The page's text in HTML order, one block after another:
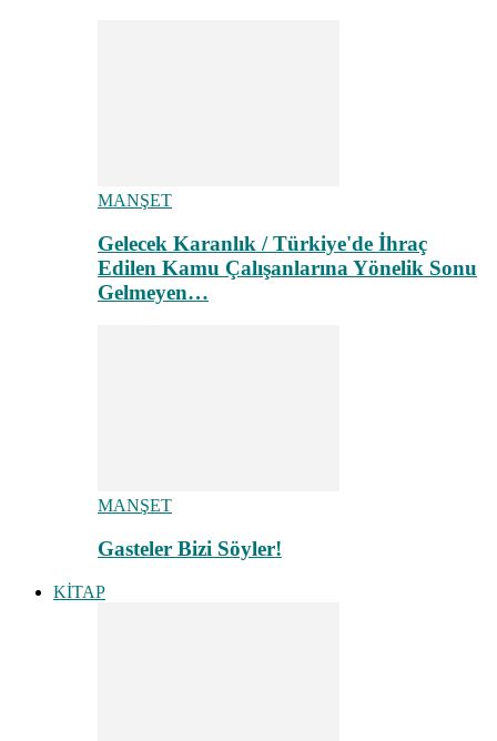
MANŞET
Gelecek Karanlık / Türkiye'de İhraç
Edilen Kamu Çalışanlarına Yönelik Sonu
Gelmeyen…
MANŞET
Gasteler Bizi Söyler!
KİTAP